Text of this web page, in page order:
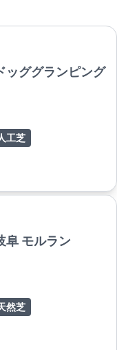
ググランピング
工芝
阜 モルラン
然芝